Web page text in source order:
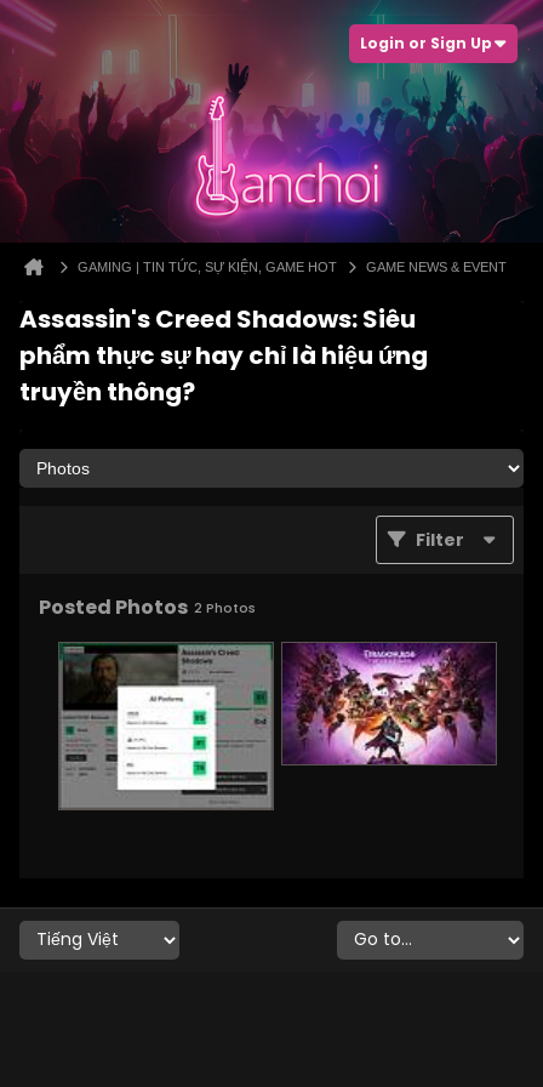
Login or Sign Up
GAMING | TIN TỨC, SỰ KIỆN, GAME HOT GAME NEWS & EVENT
Assassin's Creed Shadows: Siêu
phẩm thực sự hay chỉ là hiệu ứng
truyền thông?
Filter
Posted Photos 2 Photos